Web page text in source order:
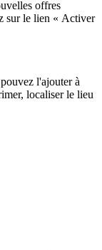
offres
sur le lien « Activer
l'ajouter à
localiser le lieu